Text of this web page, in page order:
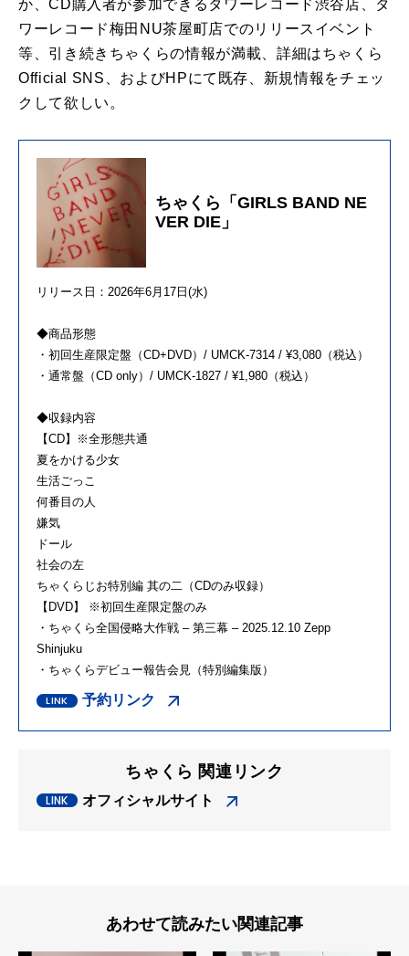
か、CD購入者が参加できるタワーレコード渋谷店、タ
ワーレコード梅田NU茶屋町店でのリリースイベント
等、引き続きちゃくらの情報が満載、詳細はちゃくら
Official SNS、およびHPにて既存、新規情報をチェッ
クして欲しい。
ちゃくら「GIRLS BAND NE
VER DIE」
リリース日：2026年6月17日(水)
◆商品形態
・初回生産限定盤（CD+DVD）/ UMCK-7314 / ¥3,080（税込）
・通常盤（CD only）/ UMCK-1827 / ¥1,980（税込）
◆収録内容
【CD】※全形態共通
夏をかける少女
生活ごっこ
何番目の人
嫌気
ドール
社会の左
ちゃくらじお特別編 其の二（CDのみ収録）
【DVD】 ※初回生産限定盤のみ
・ちゃくら全国侵略大作戦 – 第三幕 – 2025.12.10 Zepp
Shinjuku
・ちゃくらデビュー報告会見（特別編集版）
予約リンク
ちゃくら 関連リンク
オフィシャルサイト
あわせて読みたい関連記事